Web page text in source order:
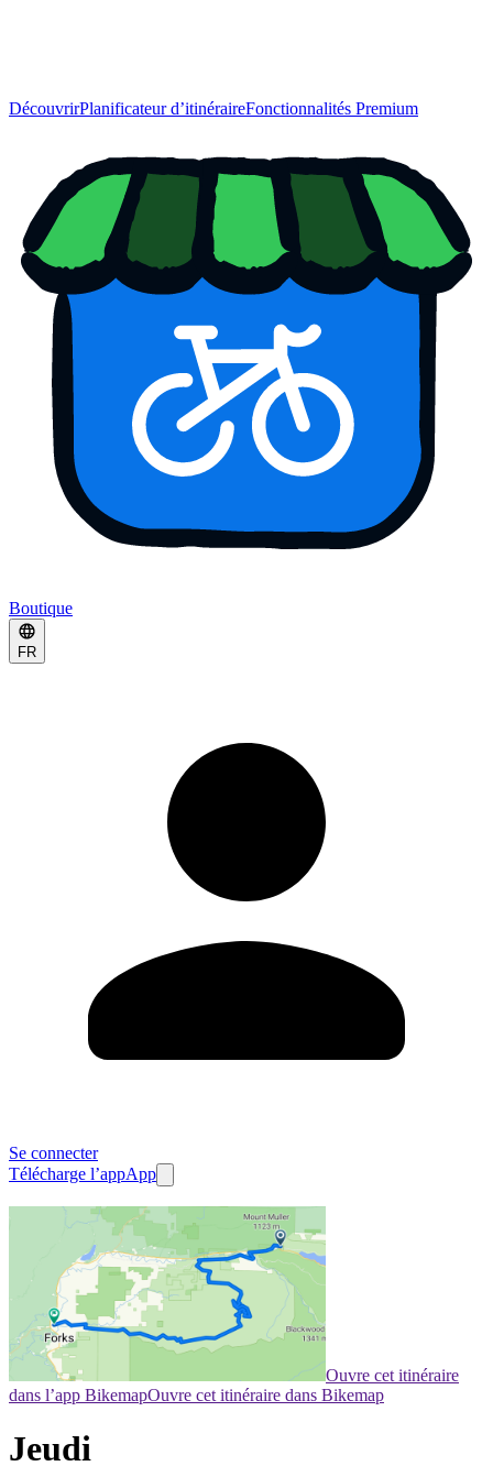
DécouvrirPlanificateur d’itinéraireFonctionnalités Premium
Boutique
FR
Se connecter
Télécharge l’appApp
Ouvre cet itinéraire
dans l’app BikemapOuvre cet itinéraire dans Bikemap
Jeudi